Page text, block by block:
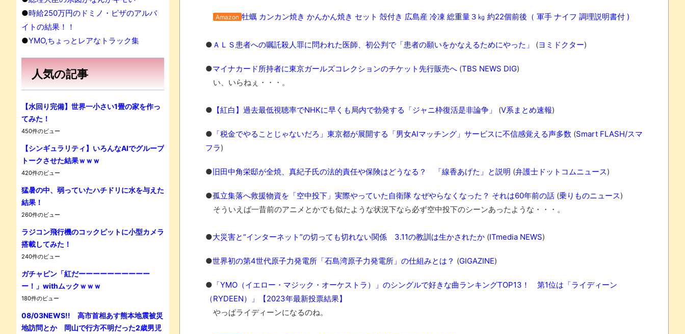
オーストラリアの男性飛行家 太平洋横断飛行
「ム、ムリです・・・」メガネ美人ナースに入院中のオレのオナサポ懇願したら・・・
ナチスドイツは何故バルバロッサ作戦とかいう無茶に踏み切ってしまったのか
まるで親子のような子猫とシェパード
【極画像】名古屋の地下鉄wwwwwwwwwwww
Amazon 牡蠣 カンカン焼き かんかん焼き セット 殻付き 広島産 冷凍 総重量３㎏ 約22個前後（ 軍手 ナイフ 調理説明書付 )
● ＡＬＳ患者への嘱託殺人罪に問われた医師、初公判で「患者の願いをかなえるためにやった」 (ヨミドクター)
●マイナカード所持者に東京ガールズコレクションのチケット先行販売へ (TBS NEWS DIG)
い、いらねぇ・・・。
● 【紅白】過去最低視聴率でNHKに早くも局内で勃発する「ジャニ枠復活是非論争」 (V系まとめ速報)
● 「税金でやることじゃないだろ」東京都が展開する「男女AIマッチング」サービスに不信感覚える声多数 (Smart FLASH/スマ
フラ)
●旧田中角栄邸が全焼、真紀子氏の法的責任や保険はどうなる？ 「線香あげた」と説明 (弁護士ドットコムニュース)
●孤立集落へ救援物資を「空中投下」実際やっていた自衛隊 なぜやらなくなった？ それは60年前の話 (乗りものニュース)
そういえば一昔前のアニメとかでも似たような状況下なら必ず空中投下のシーンあったような・・・。
●大災害と“インターネット”の切っても切れない関係 3.11の教訓は生かされたか (ITmedia NEWS)
●世界初の第4世代原子力発電所「石島湾原子力発電所」の仕組みとは？ (GIGAZINE)
● 「YMO（イエロー・マジック・オーケストラ）」のシングルで好きな曲ランキングTOP13！ 第1位は「ライディーン
（RYDEEN）」【2023年最新投票結果】
やっぱライディーンになるのね。
●時給250万円のドミノ・ピザのアルバ
イトの結果！！
●YMO,ちょっとレアなトラック集
人気の記事
【水回り完備】世界一小さい1畳の家を作っ
てみた！
450件のビュー
【シンギュラリティ】いろんなAIでグループ
トークさせた結果ｗｗｗ
420件のビュー
猛暑の中、弱っていたハチドリに水を与えた
結果！
260件のビュー
ラジコン飛行機のコックピットに小型カメラ
搭載してみた！
240件のビュー
ガチャピン「紅だーーーーーーーーーー
ー！」withムックｗｗｗ
180件のビュー
08/03NEWS!! 高市首相あす熊本地震被災
地訪問とか 岡山で行方不明だった2歳男児